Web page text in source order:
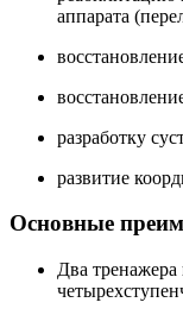
аппарата
разработку
развитие
Основные
Два тренажера